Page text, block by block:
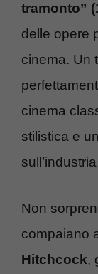
tramonto”
delle opere
cinema. Un
cinema
stilistica e
Non
compaiano
Hitchcock,